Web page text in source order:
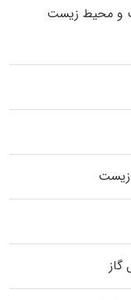
و محیط زیست
زیست
گاز